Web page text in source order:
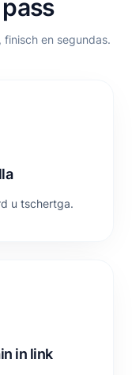
finisch en segundas.
u tschertga.
in link